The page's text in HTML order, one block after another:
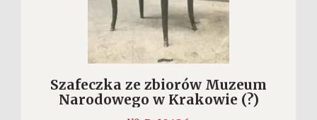
Szafeczka ze zbiorów Muzeum
Narodowego w Krakowie (?)